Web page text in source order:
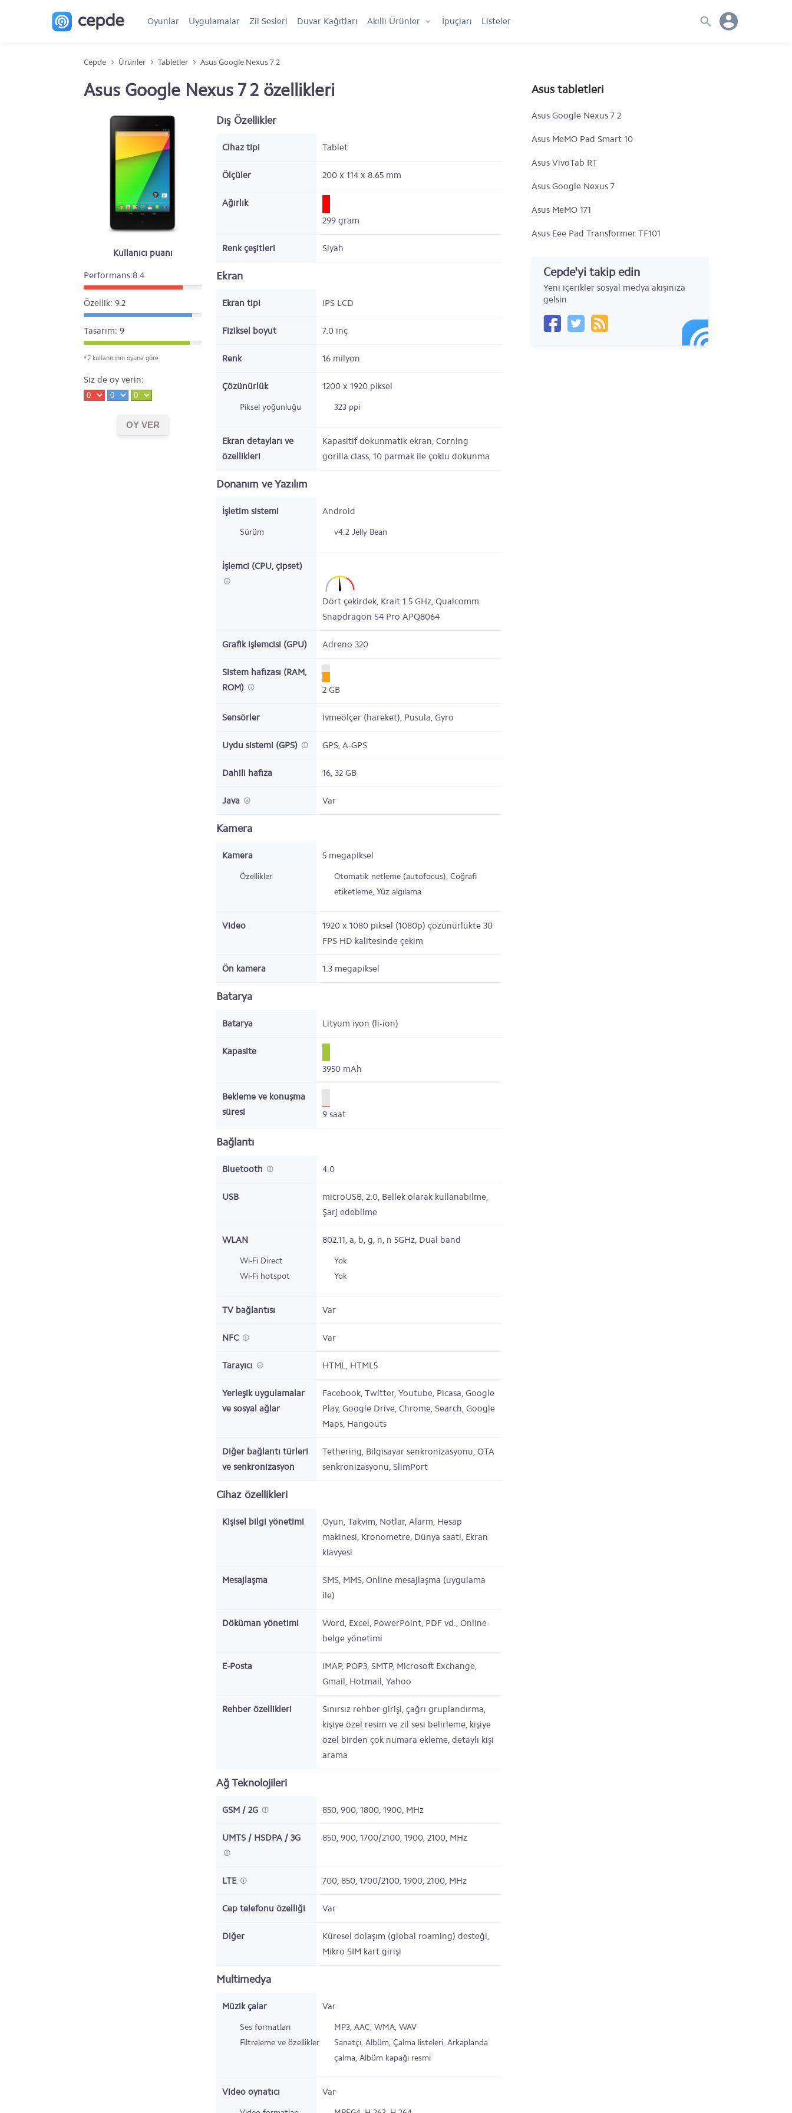
Oyunlar Uygulamalar Zil Sesleri Duvar Kağıtları Akıllı Ürünler İpuçları Listeler
Cepde Ürünler Tabletler Asus Google Nexus 7 2
Asus Google Nexus 7 2 özellikleri
Kullanıcı puanı
Performans:8.4
Özellik: 9.2
Tasarım: 9
* 7 kullanıcının oyuna göre
Siz de oy verin:
Dış Özellikler
Cihaz tipi Tablet
Ölçüler 200 x 114 x 8.65 mm
Ağırlık
299 gram
Renk çeşitleri Siyah
Ekran
Ekran tipi IPS LCD
Fiziksel boyut 7.0 inç
Renk 16 milyon
Çözünürlük 1200 x 1920 piksel
Piksel yoğunluğu 323 ppi
Ekran detayları ve
özellikleri
Kapasitif dokunmatik ekran, Corning
gorilla class, 10 parmak ile çoklu dokunma
Donanım ve Yazılım
İşletim sistemi Android
Sürüm v4.2 Jelly Bean
İşlemci (CPU, çipset)
Dört çekirdek, Krait 1.5 GHz, Qualcomm
Snapdragon S4 Pro APQ8064
Grafik işlemcisi (GPU) Adreno 320
Sistem hafızası (RAM,
ROM)
2 GB
Sensörler İvmeölçer (hareket), Pusula, Gyro
Uydu sistemi (GPS) GPS, A-GPS
Dahili hafıza 16, 32 GB
Java Var
Kamera
Kamera 5 megapiksel
Özellikler
Otomatik netleme (autofocus), Coğrafi
etiketleme, Yüz algılama
Video
1920 x 1080 piksel (1080p) çözünürlükte 30
FPS HD kalitesinde çekim
Ön kamera 1.3 megapiksel
Batarya
Batarya Lityum iyon (li-ion)
Kapasite
3950 mAh
Bekleme ve konuşma
süresi
9 saat
Bağlantı
Bluetooth 4.0
USB
microUSB, 2.0, Bellek olarak kullanabilme,
Şarj edebilme
WLAN 802.11, a, b, g, n, n 5GHz, Dual band
Wi-Fi Direct
Yok
Wi-Fi hotspot
Yok
TV bağlantısı Var
NFC Var
Tarayıcı HTML, HTML5
Yerleşik uygulamalar
ve sosyal ağlar
Facebook, Twitter, Youtube, Picasa, Google
Play, Google Drive, Chrome, Search, Google
Maps, Hangouts
Diğer bağlantı türleri
ve senkronizasyon
Tethering, Bilgisayar senkronizasyonu, OTA
senkronizasyonu, SlimPort
Cihaz özellikleri
Kişisel bilgi yönetimi
Oyun, Takvim, Notlar, Alarm, Hesap
makinesi, Kronometre, Dünya saati, Ekran
klavyesi
Mesajlaşma
SMS, MMS, Online mesajlaşma (uygulama
ile)
Döküman yönetimi
Word, Excel, PowerPoint, PDF vd., Online
belge yönetimi
E-Posta
IMAP, POP3, SMTP, Microsoft Exchange,
Gmail, Hotmail, Yahoo
Rehber özellikleri
Sınırsız rehber girişi, çağrı gruplandırma,
kişiye özel resim ve zil sesi belirleme, kişiye
özel birden çok numara ekleme, detaylı kişi
arama
Ağ Teknolojileri
GSM / 2G 850, 900, 1800, 1900, MHz
UMTS / HSDPA / 3G 850, 900, 1700/2100, 1900, 2100, MHz
LTE 700, 850, 1700/2100, 1900, 2100, MHz
Cep telefonu özelliği Var
Diğer
Küresel dolaşım (global roaming) desteği,
Mikro SIM kart girişi
Multimedya
Müzik çalar Var
Ses formatları
MP3, AAC, WMA, WAV
Filtreleme ve özellikler
Sanatçı, Albüm, Çalma listeleri, Arkaplanda
çalma, Albüm kapağı resmi
Video oynatıcı Var
Asus tabletleri
Asus Google Nexus 7 2
Asus MeMO Pad Smart 10
Asus VivoTab RT
Asus Google Nexus 7
Asus MeMO 171
Asus Eee Pad Transformer TF101
Cepde'yi takip edin
Yeni içerikler sosyal medya akışınıza
gelsin